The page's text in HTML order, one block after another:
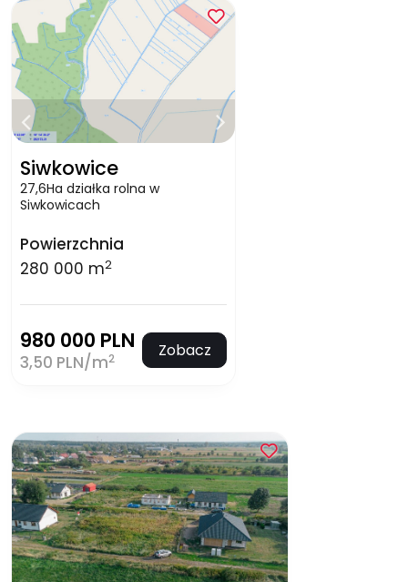
Siwkowice
27,6Ha działka rolna w
Siwkowicach
Powierzchnia
280 000 m2
980 000 PLN
3,50 PLN/m2 Zobacz